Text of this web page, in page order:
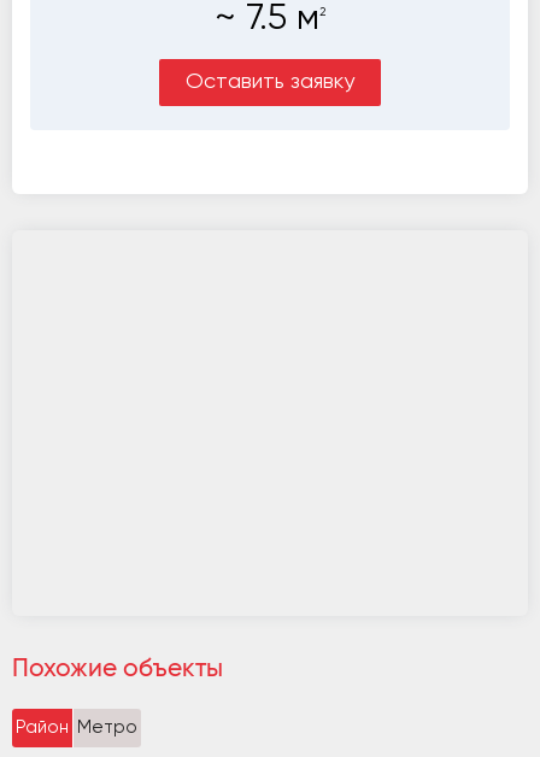
~ 7.5 м 2
Оставить заявку
Похожие объекты
Район Метро